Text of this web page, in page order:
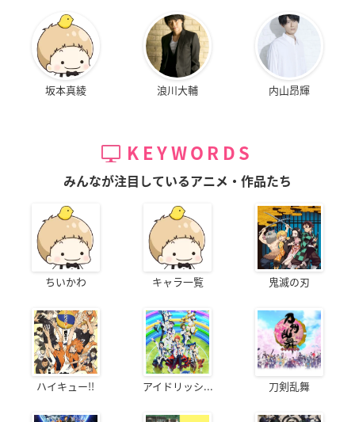
坂本真綾 浪川大輔 内山昂輝
KEYWORDS
みんなが注目しているアニメ・作品たち
ちいかわ キャラ一覧 鬼滅の刃
ハイキュー!! アイドリッシ... 刀剣乱舞